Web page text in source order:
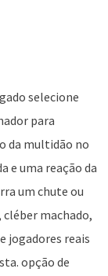
selecione
para
da multidão no
e uma reação da
um chute ou
machado,
jogadores reais
opção de